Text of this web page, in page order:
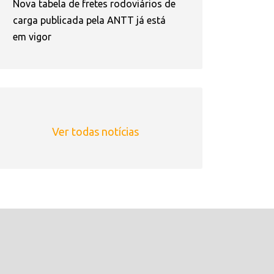
Nova tabela de fretes rodoviários de
carga publicada pela ANTT já está
em vigor
Ver todas notícias